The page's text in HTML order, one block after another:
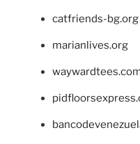
catfriends-bg.org
marianlives.org